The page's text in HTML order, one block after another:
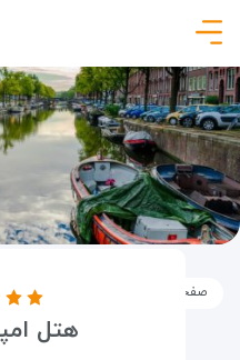
صفحه نخست اقامتگاه
هتل